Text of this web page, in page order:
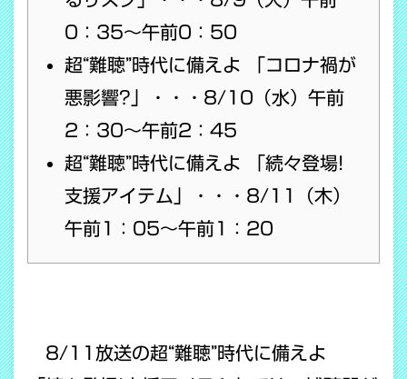
0：35～午前0：50
超“難聴”時代に備えよ 「コロナ禍が
悪影響?」・・・8/10（水）午前
2：30～午前2：45
超“難聴”時代に備えよ 「続々登場!
支援アイテム」・・・8/11（木）
午前1：05～午前1：20
8/11放送の超“難聴”時代に備えよ